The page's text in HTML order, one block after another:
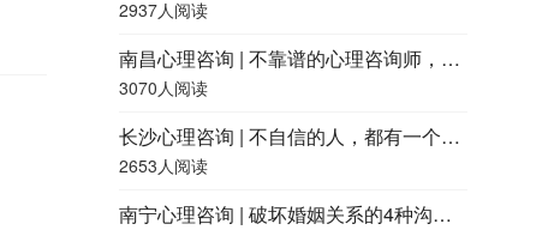
2937人阅读
南昌心理咨询 | 不靠谱的心理咨询师，都有什么特征？
3070人阅读
长沙心理咨询 | 不自信的人，都有一个共同点
2653人阅读
南宁心理咨询 | 破坏婚姻关系的4种沟通方式，快看看你用过吗？